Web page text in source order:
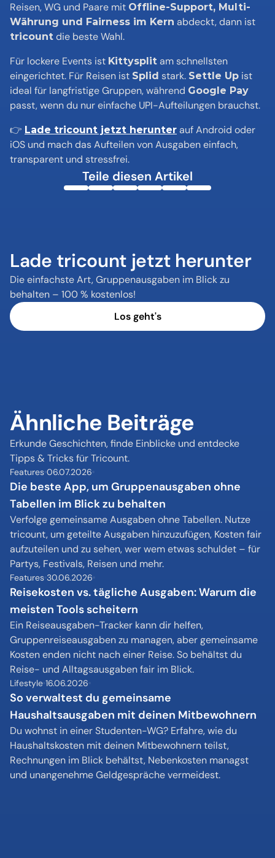
Reisen, WG und Paare mit Offline-Support, Multi-
Währung und Fairness im Kern
tricount die beste Wahl.
Für lockere Events ist Kittysplit am schnellsten
eingerichtet. Für Reisen ist Splid stark. Settle Up ist
ideal für langfristige Gruppen, während Google Pay
passt, wenn du nur einfache UPI-Aufteilungen brauchst.
👉 Lade tricount jetzt herunter auf Android oder
iOS und mach das Aufteilen von Ausgaben einfach,
transparent und stressfrei.
Teile diesen Artikel
Lade tricount jetzt herunter
Die einfachste Art, Gruppenausgaben im Blick zu
behalten – 100 % kostenlos!
Los geht's
Ähnliche Beiträge
Erkunde Geschichten, finde Einblicke und entdecke
Tipps & Tricks für Tricount.
Features 06.07.2026
Die beste App, um Gruppenausgaben ohne
Tabellen im Blick zu behalten
Verfolge gemeinsame Ausgaben ohne Tabellen. Nutze
tricount, um geteilte Ausgaben hinzuzufügen, Kosten fair
aufzuteilen und zu sehen, wer wem etwas schuldet – für
Partys, Festivals, Reisen und mehr.
Features 30.06.2026
Reisekosten vs. tägliche Ausgaben: Warum die
meisten Tools scheitern
Ein Reiseausgaben-Tracker kann dir helfen,
Gruppenreiseausgaben zu managen, aber gemeinsame
Kosten enden nicht nach einer Reise. So behältst du
Reise- und Alltagsausgaben fair im Blick.
Lifestyle 16.06.2026
So verwaltest du gemeinsame
Haushaltsausgaben mit deinen Mitbewohnern
Du wohnst in einer Studenten-WG? Erfahre, wie du
Haushaltskosten mit deinen Mitbewohnern teilst,
Rechnungen im Blick behältst, Nebenkosten managst
und unangenehme Geldgespräche vermeidest.